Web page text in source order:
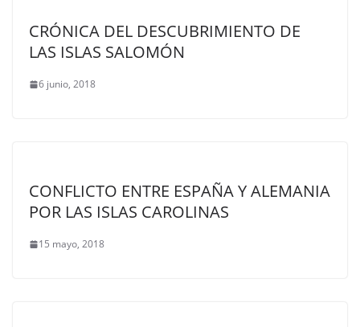
CRÓNICA DEL DESCUBRIMIENTO DE
LAS ISLAS SALOMÓN
6 junio, 2018
CONFLICTO ENTRE ESPAÑA Y ALEMANIA
POR LAS ISLAS CAROLINAS
15 mayo, 2018